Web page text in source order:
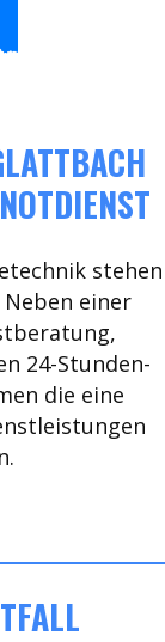
stehen
einer
24-Stunden-
die eine